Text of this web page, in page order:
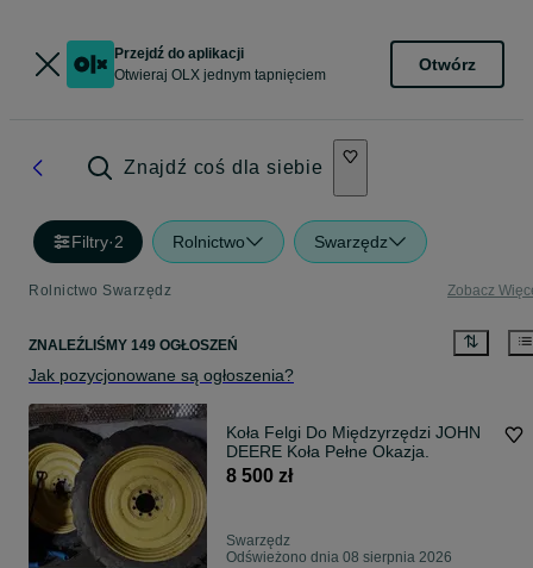
Przejdź do aplikacji
Otwieraj OLX jednym tapnięciem
Otwórz
Znajdź coś dla siebie
Filtry·2 Rolnictwo Swarzędz
Rolnictwo Swarzędz Zobacz
ZNALEŹLIŚMY 149 OGŁOSZEŃ
Jak pozycjonowane są ogłoszenia?
Koła Felgi Do Międzyrzędzi JOHN
DEERE Koła Pełne Okazja.
8 500 zł
Swarzędz
Odświeżono dnia 08 sierpnia 2026